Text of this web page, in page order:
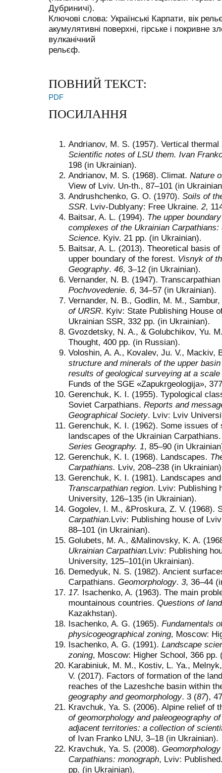
Дубриничі).
Ключові слова: Українські Карпати, вік
акумулятивні поверхні, гірське і покривне
вулканічний
рельєф.
ПОВНИЙ ТЕКСТ:
PDF
ПОСИЛАННЯ
Andrianov, M. S. (1957). Vertical
Scientific notes of LSU them. Ivan
198 (in Ukrainian).
Andrianov, M. S. (1968). Climat. Nature
View of Lviv. Un-th., 87–101 (in
Andrushchenko, G. O. (1970). Soils of
SSR. Lviv-Dublyany: Free Ukraine. 2,
Baitsar, A. L. (1994). The upper
complexes of the Ukrainian
Science. Kyiv. 21 pp. (in Ukrainian).
Baitsar, A. L. (2013). Theoretical basis
upper boundary of the forest. Visnyk of
Geography. 46, 3–12 (in Ukrainian).
Vernander, N. B. (1947).
Pochvovedenie. 6, 34–57 (in Ukrainian).
Vernander, N. B., Godlin, М. M.,
of URSR. Kyiv: State Publishing House
Ukrainian SSR, 332 pp. (in Ukrainian).
Gvozdetsky, N. A., & Golubchikov, Yu.
Thought, 400 pp. (in Russian).
Voloshin, A. A., Kovalev, Ju. V., Mackiv,
structure and minerals of the upper
results of geological surveying at a
Funds of the SGE «Zapukrgeologija»,
Gerenchuk, K. I. (1955). Typological
Soviet Carpathians. Reports and
Geographical Society. Lviv: Lviv
Gerenchuk, K. I. (1962). Some issues
landscapes of the Ukrainian
Series Geography. 1, 85–90 (in
Gerenchuk, K. I. (1968). Landscapes.
Carpathians. Lviv, 208–238 (in
Gerenchuk, K. I. (1981). Landscapes
Transcarpathian region. Lviv: Publishing
University, 126–135 (in Ukrainian).
Gogolev, I. M., &Proskura, Z. V. (1968).
Carpathian.Lviv: Publishing house of
88–101 (in Ukrainian).
Golubets, M. A., &Malinovsky, K. A.
Ukrainian Carpathian.Lviv: Publishing
University, 125–101(in Ukrainian).
Demedyuk, N. S. (1982). Ancient
Carpathians. Geomorphology. 3, 36–44
17. Isachenko, A. (1963). The main
mountainous countries. Questions of
Kazakhstan).
Isachenko, A. G. (1965). Fundamentals
physicogeographical zoning, Moscow:
Isachenko, A. G. (1991). Landscape
zoning, Moscow: Higher School, 366 pp.
Karabiniuk, M. M., Kostiv, L. Ya.,
V. (2017). Factors of formation of the
reaches of the Lazeshche basin within
geography and geomorphology. 3 (87),
Kravchuk, Ya. S. (2006). Alpine relief of
of geomorphology and paleogeography
adjacent territories: a collection of
of Ivan Franko LNU, 3–18 (in Ukrainian).
Kravchuk, Ya. S. (2008).
Carpathians: monograph, Lviv:
pp. (in Ukrainian).